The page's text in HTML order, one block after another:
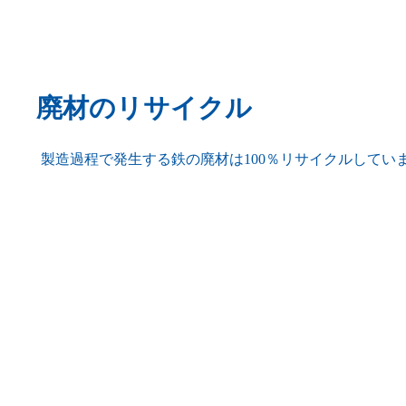
廃材のリサイクル
製造過程で発生する鉄の廃材は100％リサイクルしてい